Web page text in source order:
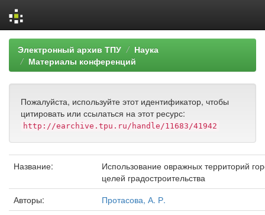
Skip
navigation
Электронный архив ТПУ
Наука
Материалы конференций
Пожалуйста, используйте этот идентификатор, чтобы
цитировать или ссылаться на этот ресурс:
http://earchive.tpu.ru/handle/11683/41942
Название:
Использование овражных территорий
целей градостроительства
Авторы:
Протасова, А. Р.